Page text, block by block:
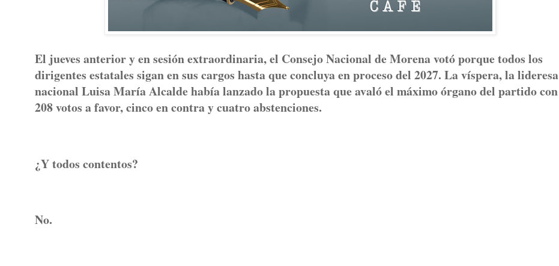
El jueves anterior y en sesión extraordinaria, el Consejo Nacional de Morena votó porque todos los
dirigentes estatales sigan en sus cargos hasta que concluya en proceso del 2027. La víspera, la lideresa
nacional Luisa María Alcalde había lanzado la propuesta que avaló el máximo órgano del partido con
208 votos a favor, cinco en contra y cuatro abstenciones.
¿Y todos contentos?
No.